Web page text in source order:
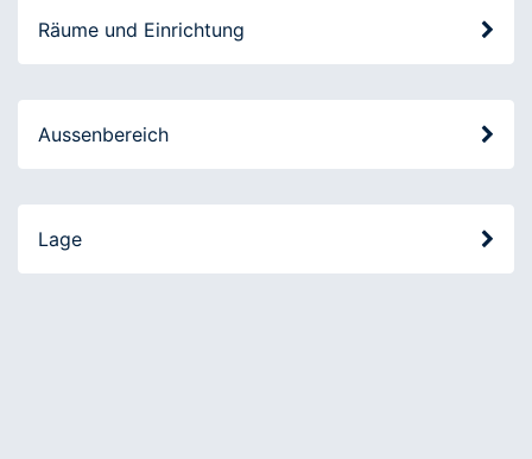
Räume und Einrichtung
Aussenbereich
Lage